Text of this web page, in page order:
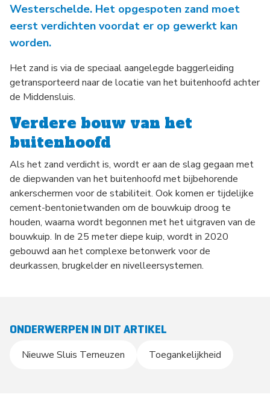
Westerschelde. Het opgespoten zand moet
eerst verdichten voordat er op gewerkt kan
worden.
Het zand is via de speciaal aangelegde baggerleiding
getransporteerd naar de locatie van het buitenhoofd achter
de Middensluis.
Verdere bouw van het
buitenhoofd
Als het zand verdicht is, wordt er aan de slag gegaan met
de diepwanden van het buitenhoofd met bijbehorende
ankerschermen voor de stabiliteit. Ook komen er tijdelijke
cement-bentonietwanden om de bouwkuip droog te
houden, waarna wordt begonnen met het uitgraven van de
bouwkuip. In de 25 meter diepe kuip, wordt in 2020
gebouwd aan het complexe betonwerk voor de
deurkassen, brugkelder en nivelleersystemen.
ONDERWERPEN IN DIT ARTIKEL
Nieuwe Sluis Terneuzen Toegankelijkheid